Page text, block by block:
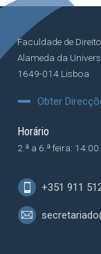
Faculdade de Direito
Alameda da
1649-014 Lisboa
Obter
Horário
2.ª a 6.ª feira: 14:00
+351 911